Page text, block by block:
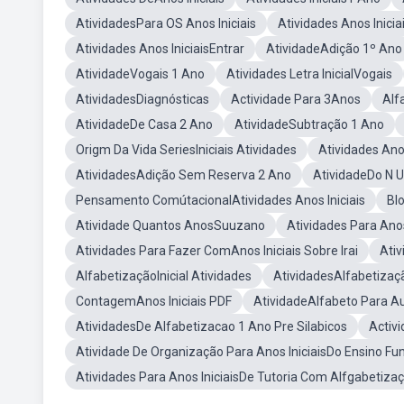
AtividadesPara OS Anos Iniciais
Atividades Anos
Atividades Anos IniciaisEntrar
AtividadeAdição 1º Ano
AtividadeVogais 1 Ano
Atividades Letra InicialVogais
AtividadesDiagnósticas
Actividade Para 3Anos
AtividadeDe Casa 2 Ano
AtividadeSubtração 1 Ano
Origm Da Vida SeriesIniciais Atividades
Atividades
AtividadesAdição Sem Reserva 2 Ano
AtividadeDo N
Pensamento ComútacionalAtividades Anos Iniciais
Atividade Quantos AnosSuuzano
Atividades Para
Atividades Para Fazer ComAnos Iniciais Sobre Irai
AlfabetizaçãoInicial Atividades
ContagemAnos Iniciais PDF
AtividadeAlfabeto Para
AtividadesDe Alfabetizacao 1 Ano Pre Silabicos
Atividade De Organização Para Anos IniciaisDo Ensino
Atividades Para Anos IniciaisDe Tutoria Com